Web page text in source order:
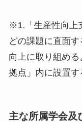
※1.「生産性向上
どの課題に直面
向上に取り組め
拠点」内に設置す
主な所属学会及